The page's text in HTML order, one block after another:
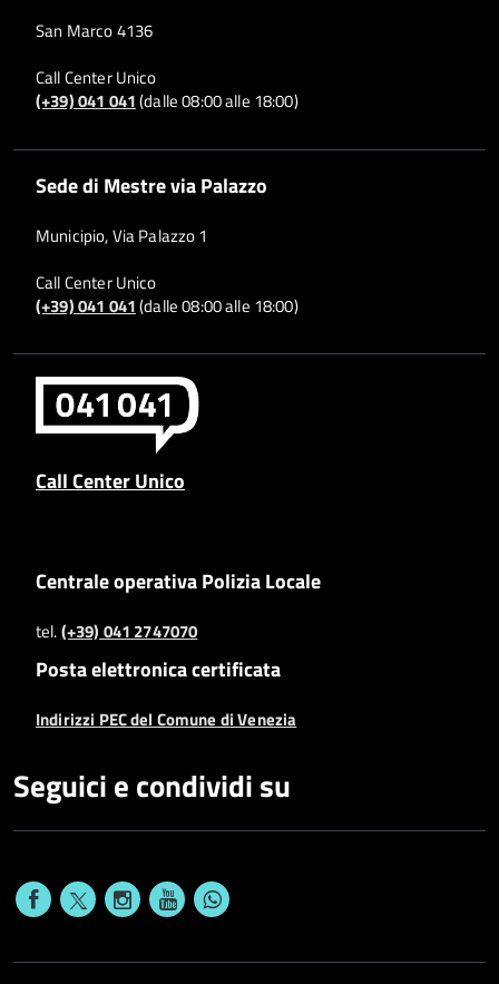
San Marco 4136
Call Center Unico
(+39) 041 041(dalle 08:00 alle 18:00)
Sede di Mestre via Palazzo
Municipio, Via Palazzo 1
Call Center Unico
(+39) 041 041(dalle 08:00 alle 18:00)
Call Center Unico
Centrale operativa Polizia Locale
tel.(+39) 041 2747070
Posta elettronica certificata
Indirizzi PEC del Comune di Venezia
Seguici e condividi su